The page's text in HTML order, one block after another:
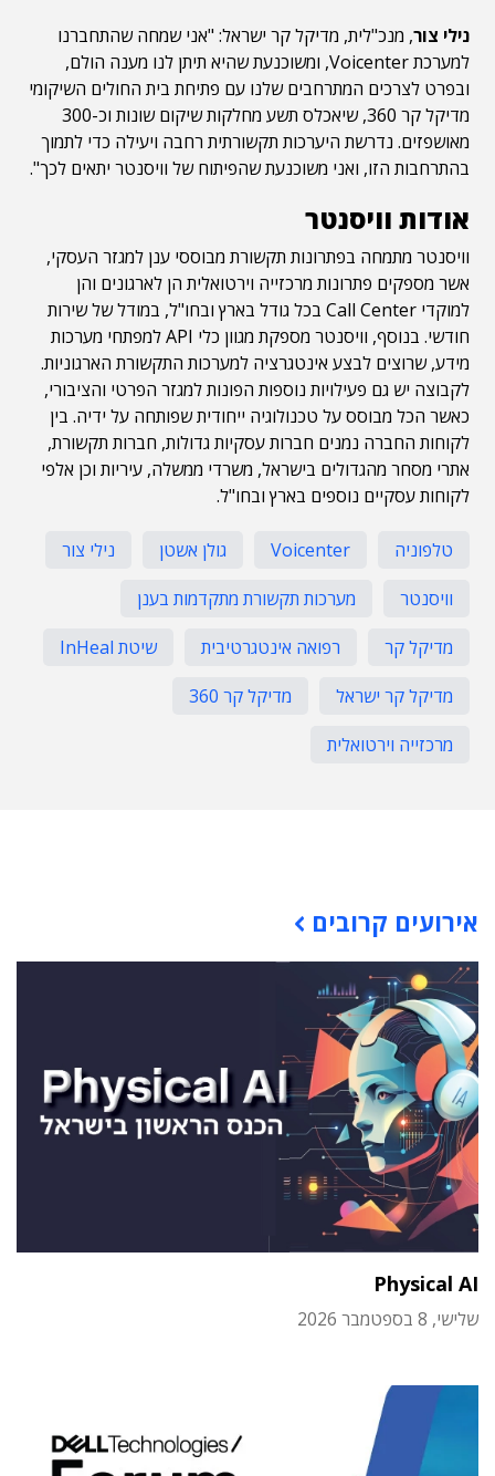
נילי צור, מנכ"לית, מדיקל קר ישראל: "אני שמחה שהתחברנו
למערכת Voicenter, ומשוכנעת שהיא תיתן לנו מענה הולם,
ובפרט לצרכים המתרחבים שלנו עם פתיחת בית החולים השיקומי
מדיקל קר 360, שיאכלס תשע מחלקות שיקום שונות וכ-300
מאושפזים. נדרשת היערכות תקשורתית רחבה ויעילה כדי לתמוך
בהתרחבות הזו, ואני משוכנעת שהפיתוח של וויסנטר יתאים לכך".
אודות וויסנטר
וויסנטר מתמחה בפתרונות תקשורת מבוססי ענן למגזר העסקי,
אשר מספקים פתרונות מרכזייה וירטואלית הן לארגונים והן
למוקדי Call Center בכל גודל בארץ ובחו"ל, במודל של שירות
חודשי. בנוסף, וויסנטר מספקת מגוון כלי API למפתחי מערכות
מידע, שרוצים לבצע אינטגרציה למערכות התקשורת הארגוניות.
לקבוצה יש גם פעילויות נוספות הפונות למגזר הפרטי והציבורי,
כאשר הכל מבוסס על טכנולוגיה ייחודית שפותחה על ידיה. בין
לקוחות החברה נמנים חברות עסקיות גדולות, חברות תקשורת,
אתרי מסחר מהגדולים בישראל, משרדי ממשלה, עיריות וכן אלפי
לקוחות עסקיים נוספים בארץ ובחו"ל.
טלפוניה Voicenter גולן אשטן
נילי צור
וויסנטר
מערכות תקשורת מתקדמות בענן
מדיקל קר
רפואה אינטגרטיבית
שיטת InHeal
מדיקל קר ישראל
מדיקל קר 360
מרכזייה וירטואלית
אירועים קרובים
Physical AI
שלישי, 8 בספטמבר 2026